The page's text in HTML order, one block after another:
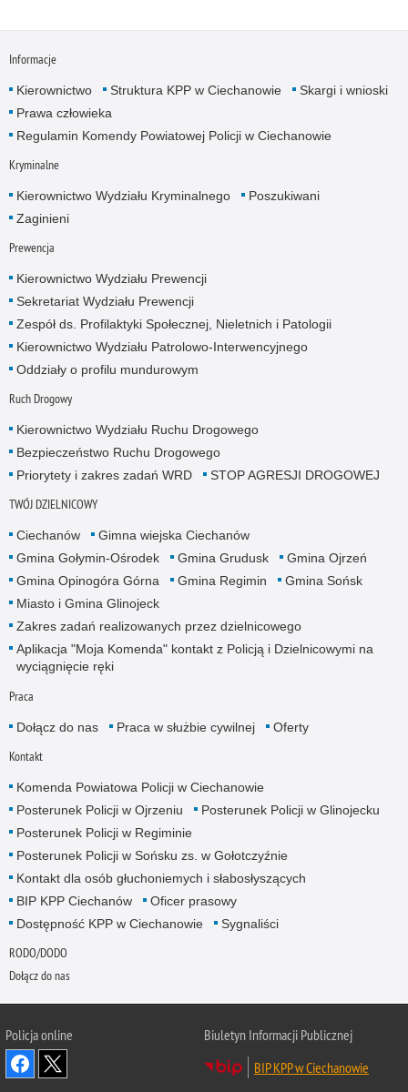
Informacje
Kierownictwo Struktura KPP w Ciechanowie
Skargi i wnioski
Prawa człowieka
Regulamin Komendy Powiatowej Policji w Ciechanowie
Kryminalne
Kierownictwo Wydziału Kryminalnego
Poszukiwani
Zaginieni
Prewencja
Kierownictwo Wydziału Prewencji
Sekretariat Wydziału Prewencji
Zespół ds. Profilaktyki Społecznej, Nieletnich i Patologii
Kierownictwo Wydziału Patrolowo-Interwencyjnego
Oddziały o profilu mundurowym
Ruch Drogowy
Kierownictwo Wydziału Ruchu Drogowego
Bezpieczeństwo Ruchu Drogowego
Priorytety i zakres zadań WRD
STOP AGRESJI DROGOWEJ
TWÓJ DZIELNICOWY
Ciechanów
Gimna wiejska Ciechanów
Gmina Gołymin-Ośrodek
Gmina Grudusk
Gmina Ojrzeń
Gmina Opinogóra Górna
Gmina Regimin
Gmina Sońsk
Miasto i Gmina Glinojeck
Zakres zadań realizowanych przez dzielnicowego
Aplikacja "Moja Komenda" kontakt z Policją i Dzielnicowymi na
wyciągnięcie ręki
Praca
Dołącz do nas Praca w służbie cywilnej Oferty
Kontakt
Komenda Powiatowa Policji w Ciechanowie
Posterunek Policji w Ojrzeniu
Posterunek Policji w Glinojecku
Posterunek Policji w Regiminie
Posterunek Policji w Sońsku zs. w Gołotczyźnie
Kontakt dla osób głuchoniemych i słabosłyszących
BIP KPP Ciechanów
Oficer prasowy
Dostępność KPP w Ciechanowie
Sygnaliści
RODO/DODO
Dołącz do nas
Policja online
Biuletyn Informacji Publicznej
BIP KPP w Ciechanowie